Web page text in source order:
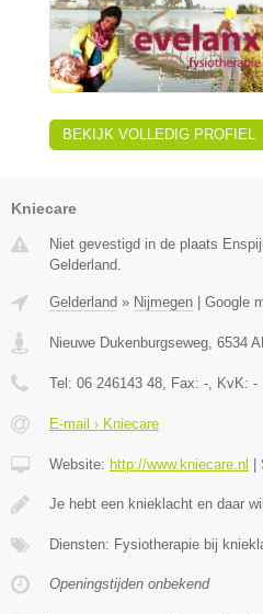
BEKIJK VOLLEDIG PROFIEL
Kniecare
Niet gevestigd in de plaats
Gelderland.
Gelderland » Nijmegen | Google
Nieuwe Dukenburgseweg 6534
Tel: 06 246143 48 , Fax: - , KvK: -
E-mail › Kniecare
Website: http://www.kniecare.nl |
Je hebt een knieklacht en daar
Diensten: Fysiotherapie bij
Openingstijden onbekend